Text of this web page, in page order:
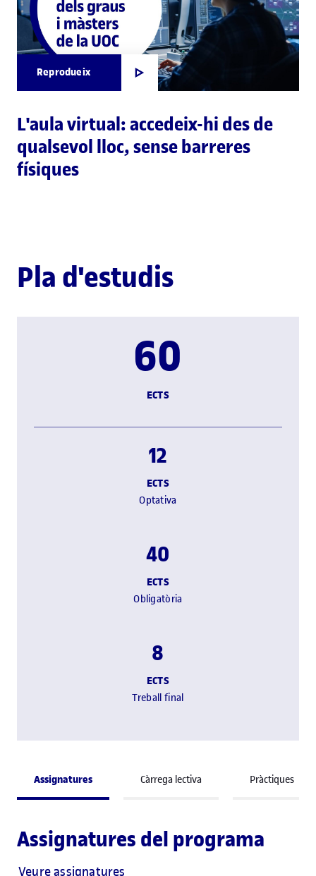
Reprodueix
L'aula virtual: accedeix-hi des de
qualsevol lloc, sense barreres
físiques
Pla d'estudis
60
ECTS
12
ECTS
Optativa
40
ECTS
Obligatòria
8
ECTS
Treball final
Assignatures Càrrega lectiva Pràctiques
Assignatures del programa
Veure assignatures